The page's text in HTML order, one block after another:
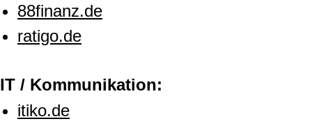
88finanz.de
ratigo.de
IT / Kommunikation:
itiko.de